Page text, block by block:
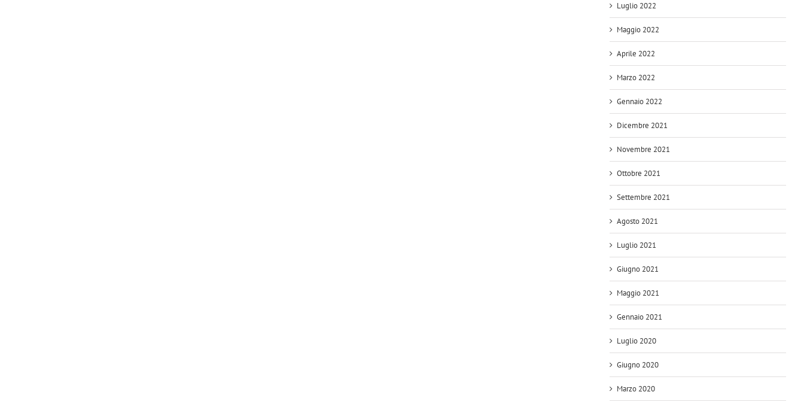
Luglio 2022
Maggio 2022
Aprile 2022
Marzo 2022
Gennaio 2022
Dicembre 2021
Novembre 2021
Ottobre 2021
Settembre 2021
Agosto 2021
Luglio 2021
Giugno 2021
Maggio 2021
Gennaio 2021
Luglio 2020
Giugno 2020
Marzo 2020